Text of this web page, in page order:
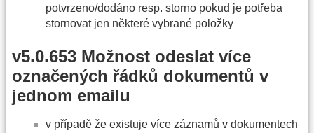
potvrzeno/dodáno resp. storno pokud je potřeba
stornovat jen některé vybrané položky
v5.0.653 Možnost odeslat více
označených řádků dokumentů v
jednom emailu
v případě že existuje více záznamů v dokumentech